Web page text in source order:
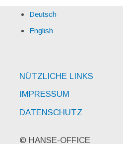
Deutsch
English
NÜTZLICHE LINKS
IMPRESSUM
DATENSCHUTZ
© HANSE-OFFICE